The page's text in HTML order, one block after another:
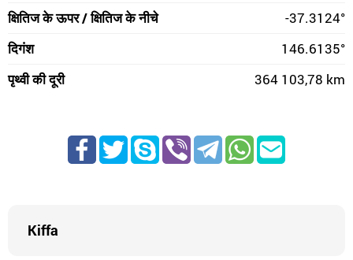
क्षितिज के ऊपर / क्षितिज के नीचे
-37.3124°
दिगंश
146.6135°
पृथ्वी की दूरी
364 103,78 km
Kiffa